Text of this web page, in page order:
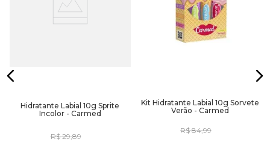
Hidratante Labial 10g Sprite
Incolor - Carmed
R$ 29,89
Kit Hidratante Labial 10g Sorvete
Verão - Carmed
R$ 84,99